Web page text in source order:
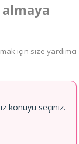
için size yardımcı
konuyu seçiniz.